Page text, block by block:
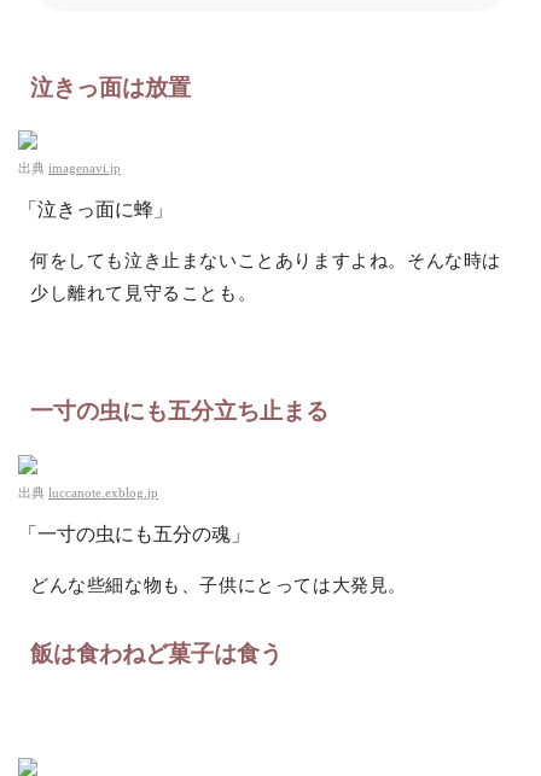
泣きっ面は放置
出典 imagenavi.jp
「泣きっ面に蜂」
何をしても泣き止まないことありますよね。そんな時は
少し離れて見守ることも。
一寸の虫にも五分立ち止まる
出典 luccanote.exblog.jp
「一寸の虫にも五分の魂」
どんな些細な物も、子供にとっては大発見。
飯は食わねど菓子は食う